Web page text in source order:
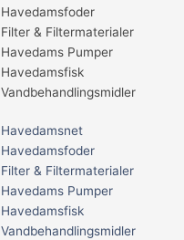
Havedamsfoder
Filter & Filtermaterialer
Havedams Pumper
Havedamsfisk
Vandbehandlingsmidler
Havedamsnet
Havedamsfoder
Filter & Filtermaterialer
Havedams Pumper
Havedamsfisk
Vandbehandlingsmidler